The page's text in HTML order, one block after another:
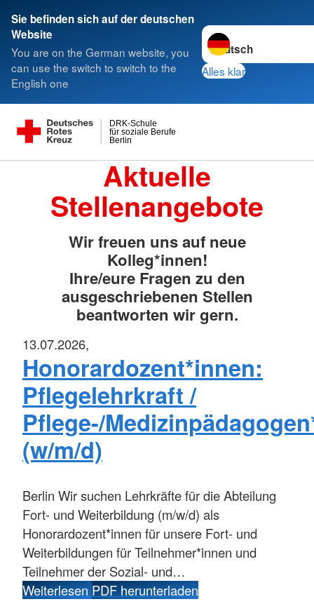
Sie befinden sich auf der deutschen
Website
You are on the German website, you
can use the switch to switch to the
English one
Sprache wechseln zu
Alles klar
Berlin
für soziale Berufe
DRK-Schule
Aktuelle
Stellenangebote
Wir freuen uns auf neue
Kolleg*innen!
Ihre/eure Fragen zu den
ausgeschriebenen Stellen
beantworten wir gern.
13.07.2026,
Honorardozent*innen:
Pflegelehrkraft /
Pflege-/
(w/m/d)
Berlin Wir suchen Lehrkräfte für die Abteilung
Fort- und Weiterbildung (m/w/d) als
Honorardozent*innen für unsere Fort- und
Weiterbildungen für Teilnehmer*innen und
Teilnehmer der Sozial- und…
WeiterlesenPDF herunterladen